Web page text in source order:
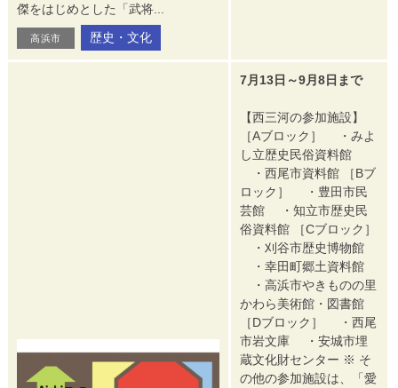
傑をはじめとした「武将...
高浜市 歴史・文化
7月13日～9月8日まで
【西三河の参加施設】
［Aブロック］ ・みよ
し立歴史民俗資料館
・西尾市資料館 ［Bブ
ロック］ ・豊田市民
芸館 ・知立市歴史民
俗資料館 ［Cブロック］
・刈谷市歴史博物館
・幸田町郷土資料館
・高浜市やきものの里
かわら美術館・図書館
［Dブロック］ ・西尾
市岩文庫 ・安城市埋
蔵文化財センター ※ そ
の他の参加施設は、「愛